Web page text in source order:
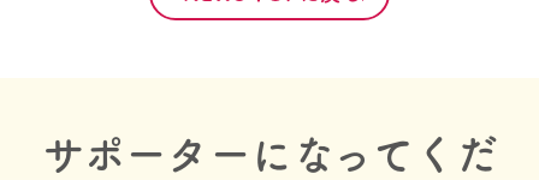
サポーターになってくだ